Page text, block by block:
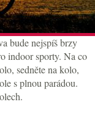
bude nejspíš brzy
indoor sporty. Na co
sedněte na kolo,
s plnou parádou.